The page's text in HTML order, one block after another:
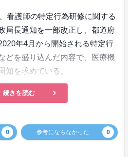
看護師の特定行為研修に関する
局長通知を一部改正し、都道府
年4月から開始される特定行
どを盛り込んだ内容で、医療機
を求めている。
続きを読む
0 参考にならなかった 0